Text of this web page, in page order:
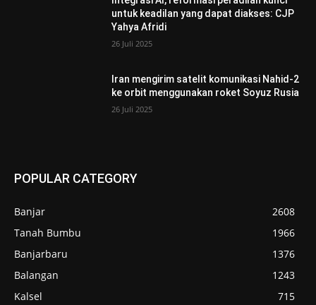
untuk keadilan yang dapat diakses: CJP
Yahya Afridi
26 Juli 2025
Iran mengirim satelit komunikasi Nahid-2
ke orbit menggunakan roket Soyuz Rusia
26 Juli 2025
POPULAR CATEGORY
Banjar
2608
Tanah Bumbu
1966
Banjarbaru
1376
Balangan
1243
Kalsel
715